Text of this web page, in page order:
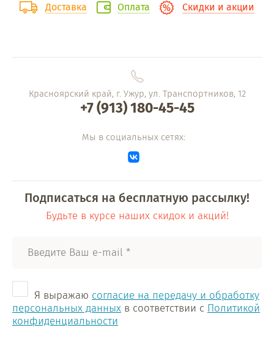
Доставка Оплата Скидки и акции
Красноярский край, г. Ужур, ул. Транспортников, 12
+7 (913) 180-45-45
Мы в социальных сетях:
Подписаться на бесплатную рассылку!
Будьте в курсе наших скидок и акций!
Я выражаю согласие на передачу и обработку
персональных данных в соответствии с Политикой
конфиденциальности